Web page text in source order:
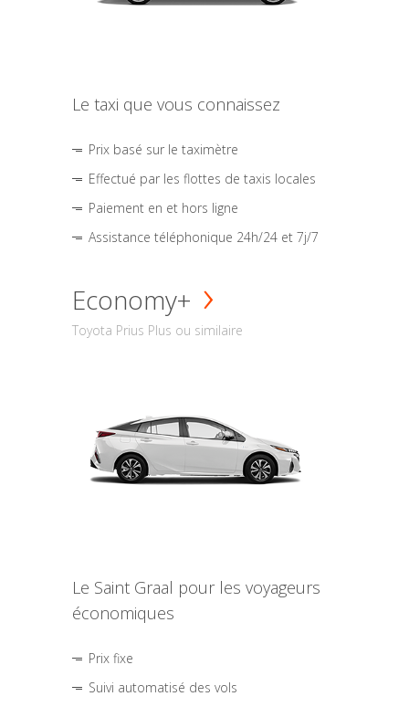
Le taxi que vous connaissez
Prix basé sur le taximètre
Effectué par les flottes de taxis locales
Paiement en et hors ligne
Assistance téléphonique 24h/24 et 7j/7
Economy+
Toyota Prius Plus ou similaire
Le Saint Graal pour les voyageurs
économiques
Prix fixe
Suivi automatisé des vols